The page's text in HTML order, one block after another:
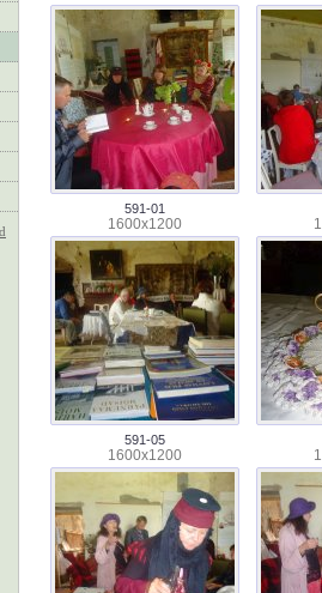
591-01
1600x1200
591-05
1600x1200